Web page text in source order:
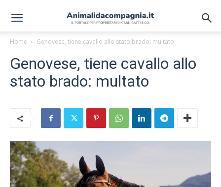
Home Genovese, tiene cavallo allo stato brado: multato
Genovese, tiene cavallo allo
stato brado: multato